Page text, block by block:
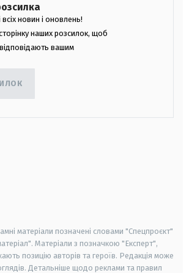
всіх новин і оновлень!
наших розсилок, щоб
вашим
матеріали позначені словами "Спецпроєкт"
Матеріали з позначкою "Експерт",
позицію авторів та героїв. Редакція може
Детальніше щодо реклами та правил